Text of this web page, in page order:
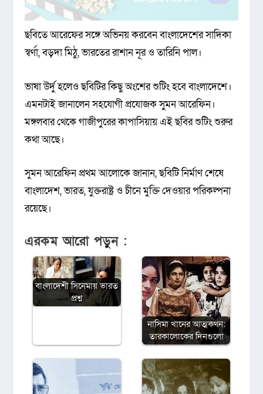
ছবিতে আরেফের সঙ্গে অভিনয় করবেন বাংলাদেশের সাদিকা
স্বর্ণা, বড়দা মিঠু, ভারতের রাশান নূর ও তারিনি পাল।
ভাষা উর্দু হলেও ছবিটির কিছু অংশের শুটিং হবে বাংলাদেশে।
এমনটাই জানালেন সহযোগী প্রযোজক সুমন আরেফিন।
মঙ্গলবার থেকে গাজীপুরের কাপাসিয়ায় এই ছবির শুটিং শুরুর
কথা আছে।
সুমন আরেফিন প্রথম আলোকে জানান, ছবিটি নির্মাণ শেষে
বাংলাদেশ, ভারত, যুক্তরাষ্ট্র ও চীনে মুক্তি দেওয়ার পরিকল্পনা
রয়েছে।
এরকম আরো পড়ুন :
বাংলাদেশী সিনেমায় ভারত
প্রশ্ন
নাসিমা খানের আত্মকথন:
তারকালোকের দিনগুলো